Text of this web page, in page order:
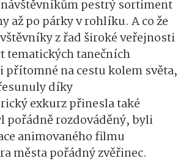
pestrý sortiment
až po párky v rohlíku. A co že
z řad široké veřejnosti
tematických tanečních
na cestu kolem světa,
díky
exkurz přinesla také
pořádně rozdováděný, byli
animovaného filmu
města pořádný zvěřinec.